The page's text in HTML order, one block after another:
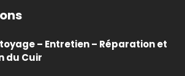
– Entretien – Réparation et
du Cuir